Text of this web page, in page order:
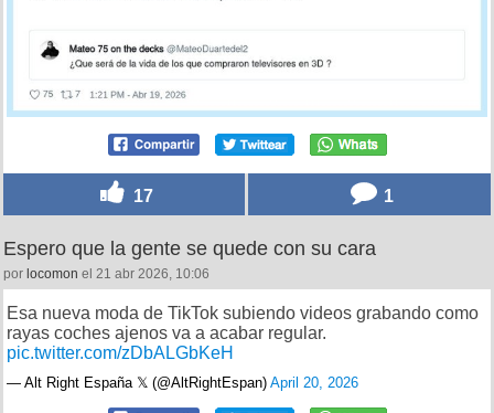
17 1
Espero que la gente se quede con su cara
por locomon el 21 abr 2026, 10:06
Esa nueva moda de TikTok subiendo videos grabando como
rayas coches ajenos va a acabar regular.
pic.twitter.com/zDbALGbKeH
— Alt Right España 𝕏 (@AltRightEspan) April 20, 2026